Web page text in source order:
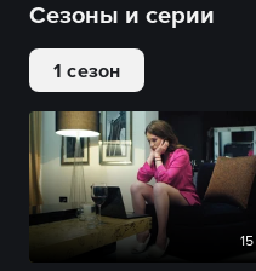
Сезоны и серии
1 сезон